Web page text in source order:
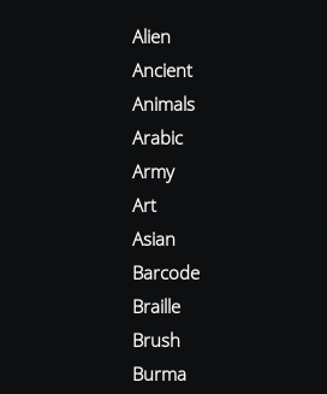
Alien
Ancient
Animals
Arabic
Army
Art
Asian
Barcode
Braille
Brush
Burma